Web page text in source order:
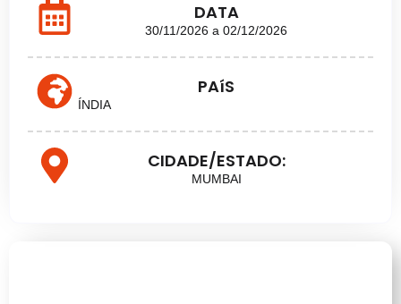
DATA
30/11/2026 a 02/12/2026
PAíS
ÍNDIA
CIDADE/ESTADO:
MUMBAI